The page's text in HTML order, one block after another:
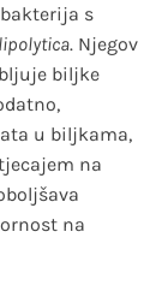
s
. Njegov
biljke
u biljkama,
na
na